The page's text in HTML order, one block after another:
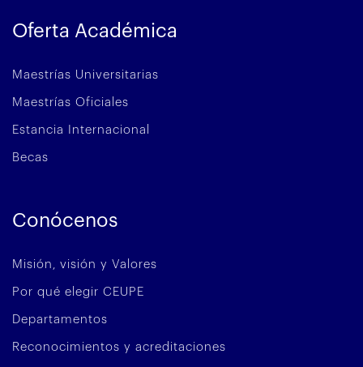
Oferta Académica
Maestrías Universitarias
Maestrías Oficiales
Estancia Internacional
Becas
Conócenos
Misión, visión y Valores
Por qué elegir CEUPE
Departamentos
Reconocimientos y acreditaciones